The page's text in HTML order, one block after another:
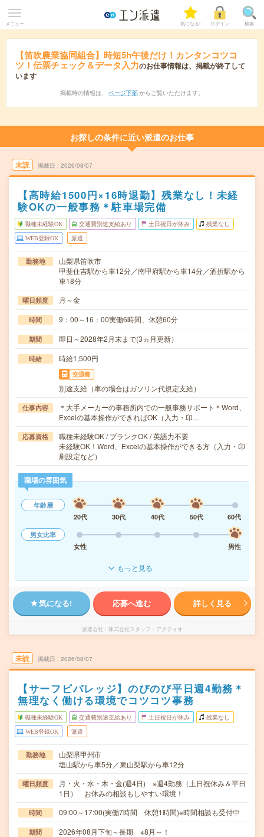
メニュー 気になる! ログイン 検索
【笛吹農業協同組合】時短5h午後だけ！カンタンコツコ
ツ！伝票チェック＆データ入力のお仕事情報は、掲載が終了して
います
掲載時の情報は、 ページ下部 からご覧いただけます。
お探しの条件に近い派遣のお仕事
未読 掲載日 2026/08/07
【高時給1500円×16時退勤】残業なし！未経
験OKの一般事務＊駐車場完備
職種未経験OK 交通費別途支給あり 土日祝日が休み 残業なし
WEB登録OK 派遣
勤務地
山梨県笛吹市
甲斐住吉駅から車12分／南甲府駅から車14分／酒折駅から
車18分
曜日頻度 月～金
時間 9：00～16：00実働6時間、休憩60分
期間 即日～2028年2月末まで(3ヵ月更新）
時給 時給1,500円
交通費
別途支給（車の場合はガソリン代規定支給）
仕事内容
＊大手メーカーの事務所内での一般事務サポート＊Word、
Excelの基本操作ができればOK（入力・印…
応募資格
職種未経験OK / ブランクOK / 英語力不要
未経験OK！Word、Excelの基本操作ができる方（入力・印
刷設定など）
職場の雰囲気
年齢層
20代
30代 40代 50代
60代
男女比率
女性
男性
もっと見る
気になる! 応募へ進む 詳しく見る
派遣会社 株式会社スタッフ・アクティオ
未読 掲載日 2026/08/07
【サーフビバレッジ】のびのび平日週4勤務＊
無理なく働ける環境でコツコツ事務
職種未経験OK 交通費別途支給あり 土日祝日が休み 残業なし
WEB登録OK 派遣
勤務地
山梨県甲州市
塩山駅から車5分／東山梨駅から車12分
曜日頻度
月・火・水・木・金(週4日) ※週4勤務（土日祝休み＆平日
1日） お休みの相談もしやすい環境！
時間 09:00～17:00(実働7時間 休憩1時間)※時間相談も受付中
期間 2026年08月下旬～長期 ※8月～！